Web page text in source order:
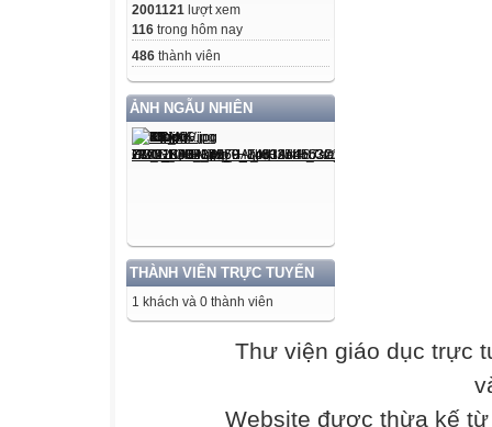
2001121 lượt xem
116 trong hôm nay
486 thành viên
ẢNH NGẪU NHIÊN
THÀNH VIÊN TRỰC TUYẾN
1 khách và 0 thành viên
Chuyển phép
Thư viện giáo dục trực
Website được thừa kế